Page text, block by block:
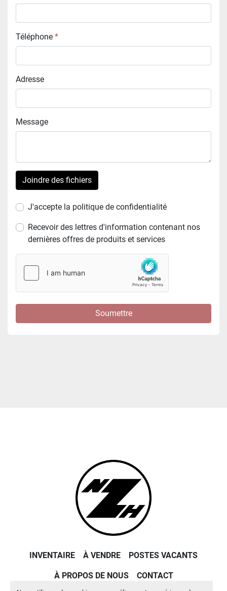
Téléphone *
Adresse
Message
Joindre des fichiers
J'accepte la politique de confidentialité
Recevoir des lettres d'information contenant nos
dernières offres de produits et services
Soumettre
INVENTAIRE À VENDRE POSTES VACANTS
À PROPOS DE NOUS CONTACT